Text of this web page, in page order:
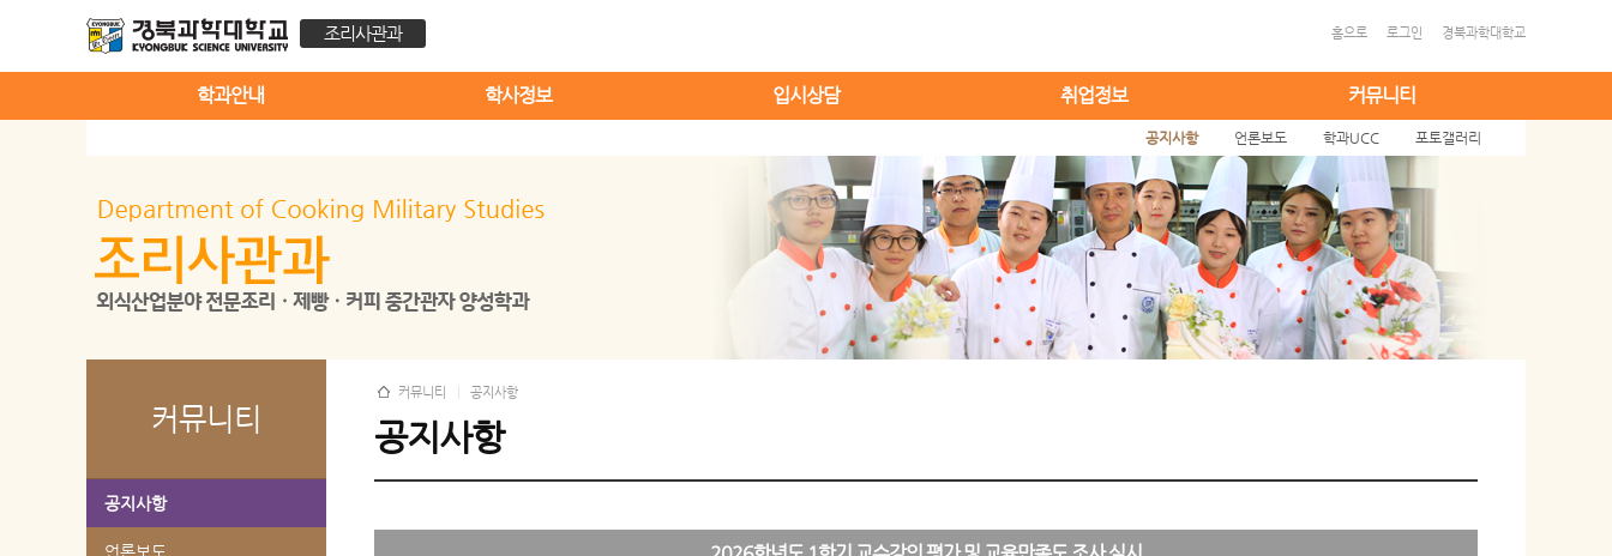
조리사관과 홈으로 로그인 경북과학대학교
학과안내 학사정보 입시상담 취업정보 커뮤니티
공지사항 언론보도 학과UCC 포토갤러리
커뮤니티
공지사항
언론보도
커뮤니티 공지사항
공지사항